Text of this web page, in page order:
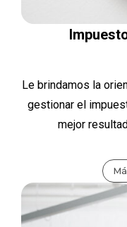
Le brindamos la
gestionar el
mejor